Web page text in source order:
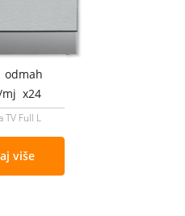
odmah
mj x24
TV Full L
više